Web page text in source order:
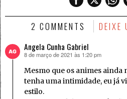
2 COMMENTS DEIXE
Angela Cunha Gabriel
disse:
8 de março de 2021 às 1:20 pm
Mesmo que os animes ainda
tenha uma intimidade, eu já
estilo.